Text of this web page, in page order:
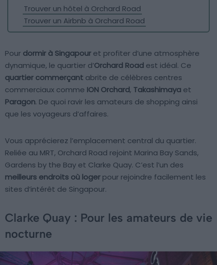
Trouver un hôtel à Orchard Road
Trouver un Airbnb à Orchard Road
Pour dormir à Singapour et profiter d’une atmosphère
dynamique, le quartier d’Orchard Road est idéal. Ce
quartier commerçant abrite de célèbres centres
commerciaux comme ION Orchard, Takashimaya et
Paragon. De quoi ravir les amateurs de shopping ainsi
que les voyageurs d’affaires.
Vous apprécierez l’emplacement central du quartier.
Reliée au MRT, Orchard Road rejoint Marina Bay Sands,
Gardens by the Bay et Clarke Quay. C’est l’un des
meilleurs endroits où loger pour rejoindre facilement les
sites d’intérêt de Singapour.
Clarke Quay : Pour les amateurs de vie
nocturne